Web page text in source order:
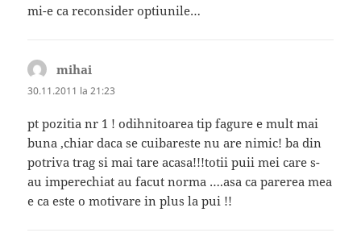
mi-e ca reconsider optiunile…
mihai
30.11.2011 la 21:23
pt pozitia nr 1 ! odihnitoarea tip fagure e mult mai
buna ,chiar daca se cuibareste nu are nimic! ba din
potriva trag si mai tare acasa!!!totii puii mei care s-
au imperechiat au facut norma ….asa ca parerea mea
e ca este o motivare in plus la pui !!